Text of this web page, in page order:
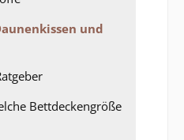
und
Bettdeckengröße